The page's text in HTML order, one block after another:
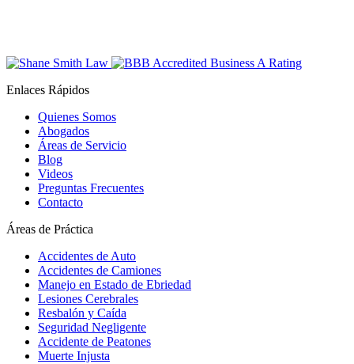
Enlaces Rápidos
Quienes Somos
Abogados
Áreas de Servicio
Blog
Videos
Preguntas Frecuentes
Contacto
Áreas de Práctica
Accidentes de Auto
Accidentes de Camiones
Manejo en Estado de Ebriedad
Lesiones Cerebrales
Resbalón y Caída
Seguridad Negligente
Accidente de Peatones
Muerte Injusta